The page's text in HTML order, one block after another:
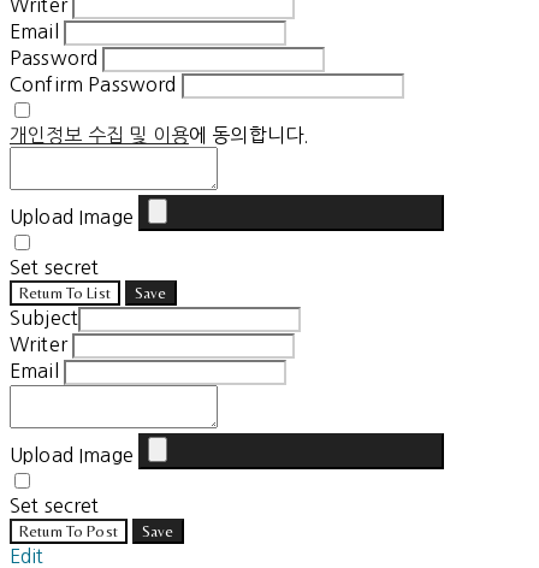
Writer
Email
Password
Confirm Password
개인정보 수집 및 이용에 동의합니다.
Upload Image
Set secret
Return To List Save
Subject
Writer
Email
Upload Image
Set secret
Return To Post Save
Edit